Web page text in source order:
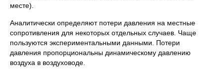
месте).
Аналитически определяют потери давления на местные
сопротивления для некоторых отдельных случаев. Чаще
пользуются экспериментальными данными. Потери
давления пропорциональны динамическому давлению
воздуха в воздуховоде.